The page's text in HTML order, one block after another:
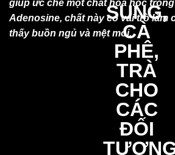
giúp ức chế một chất hóa học
Adenosine, chất này có vai trò làm
thấy buồn ngủ và mệt mỏi.